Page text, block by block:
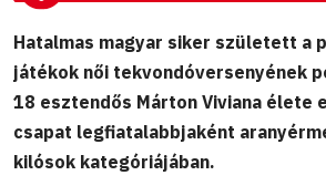
Hatalmas magyar siker született a
játékok női tekvondóversenyének
18 esztendős Márton Viviana élete
csapat legfiatalabbjaként
kilósok kategóriájában.